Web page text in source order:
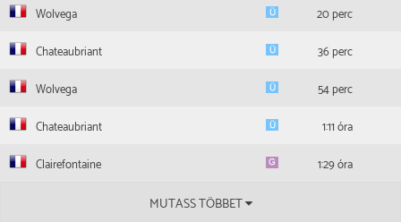
Wolvega
20 perc
Chateaubriant
36 perc
Wolvega
54 perc
Chateaubriant
1:11 óra
Clairefontaine
1:29 óra
MUTASS TÖBBET